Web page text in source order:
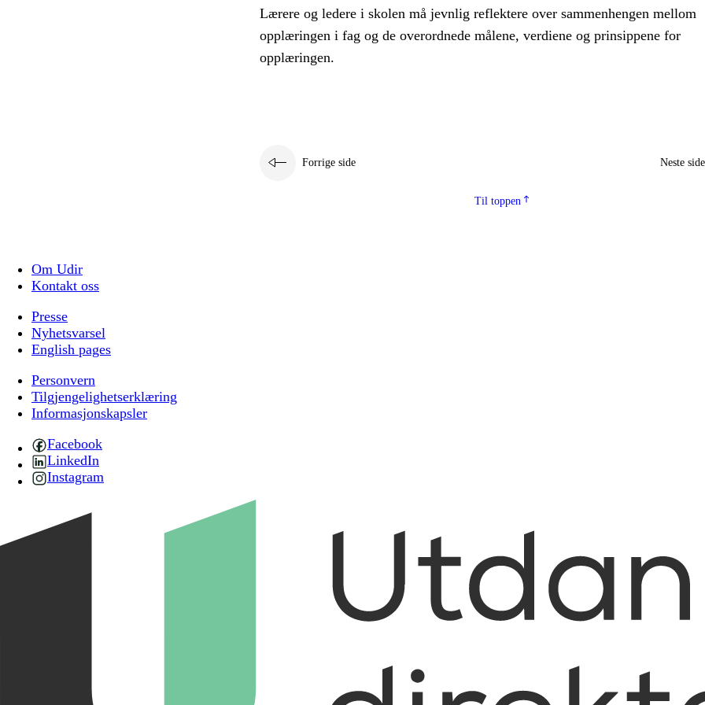
Lærere og ledere i skolen må jevnlig reflektere over sammenhengen mellom
opplæringen i fag og de overordnede målene, verdiene og prinsippene for
opplæringen.
Forrige side Neste side
Til toppen
Om Udir
Kontakt oss
Presse
Nyhetsvarsel
English pages
Personvern
Tilgjengelighetserklæring
Informasjonskapsler
Facebook
LinkedIn
Instagram